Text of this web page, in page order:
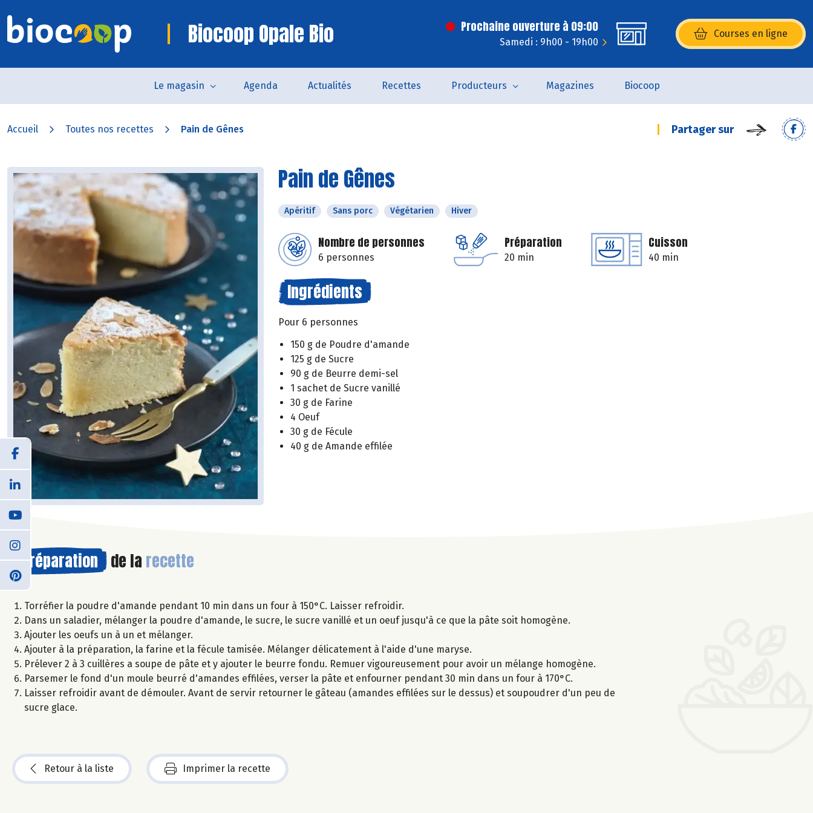
Biocoop Opale Bio Prochaine ouverture à 09:00
Samedi : 9h00 - 19h00
Courses en ligne
(s’ouvre dans une nouvelle
Le magasin Agenda Actualités Recettes Producteurs Magazines Biocoop
Accueil Toutes nos recettes Pain de Gênes Partager sur
Pain de Gênes
Apéritif Sans porc Végétarien Hiver
Nombre de personnes
6 personnes
Préparation
20 min
Cuisson
40 min
Ingrédients
Pour 6 personnes
150 g de Poudre d'amande
125 g de Sucre
90 g de Beurre demi-sel
1 sachet de Sucre vanillé
30 g de Farine
4 Oeuf
30 g de Fécule
40 g de Amande effilée
Préparation de la recette
Torréfier la poudre d'amande pendant 10 min dans un four à 150°C. Laisser refroidir.
Dans un saladier, mélanger la poudre d'amande, le sucre, le sucre vanillé et un oeuf jusqu'à ce que la pâte soit homogène.
Ajouter les oeufs un à un et mélanger.
Ajouter à la préparation, la farine et la fécule tamisée. Mélanger délicatement à l'aide d'une maryse.
Prélever 2 à 3 cuillères a soupe de pâte et y ajouter le beurre fondu. Remuer vigoureusement pour avoir un mélange homogène.
Parsemer le fond d'un moule beurré d'amandes effilées, verser la pâte et enfourner pendant 30 min dans un four à 170°C.
Laisser refroidir avant de démouler. Avant de servir retourner le gâteau (amandes effilées sur le dessus) et soupoudrer d'un peu de
sucre glace.
Retour à la liste Imprimer la recette